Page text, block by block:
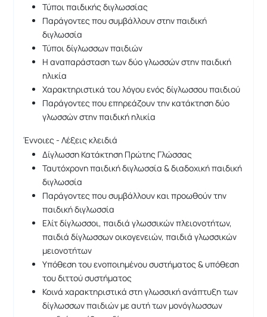
Τύποι παιδικής διγλωσσίας
Παράγοντες που συμβάλλουν στην παιδική
διγλωσσία
Τύποι δίγλωσσων παιδιών
Η αναπαράσταση των δύο γλωσσών στην παιδική
ηλικία
Χαρακτηριστικά του λόγου ενός δίγλωσσου παιδιού
Παράγοντες που επηρεάζουν την κατάκτηση δύο
γλωσσών στην παιδική ηλικία
Έννοιες - Λέξεις κλειδιά
Δίγλωσση Κατάκτηση Πρώτης Γλώσσας
Ταυτόχρονη παιδική διγλωσσία & διαδοχική παιδική
διγλωσσία
Παράγοντες που συμβάλλουν και προωθούν την
παιδική διγλωσσία
Ελίτ δίγλωσσοι, παιδιά γλωσσικών πλειονοτήτων,
παιδιά δίγλωσσων οικογενειών, παιδιά γλωσσικών
μειονοτήτων
Υπόθεση του ενοποιημένου συστήματος & υπόθεση
του διττού συστήματος
Κοινά χαρακτηριστικά στη γλωσσική ανάπτυξη των
δίγλωσσων παιδιών με αυτή των μονόγλωσσων